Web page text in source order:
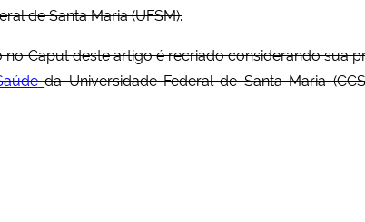
de Santa Maria (UFSM).
Caput deste artigo é recriado considerando sua
da Universidade Federal de Santa Maria